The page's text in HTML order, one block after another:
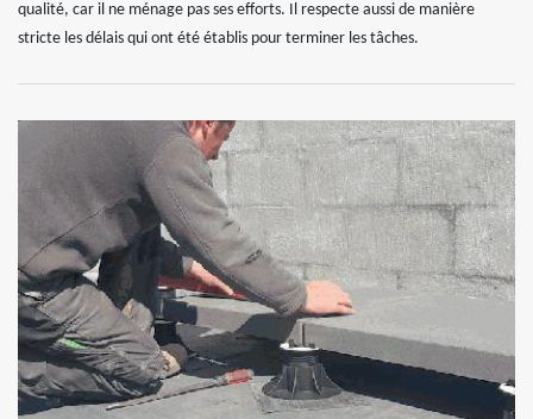
qualité, car il ne ménage pas ses efforts. Il respecte aussi de manière
stricte les délais qui ont été établis pour terminer les tâches.